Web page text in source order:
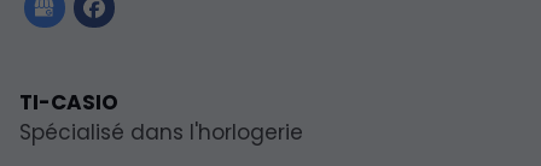
TI-CASIO
Spécialisé dans l'horlogerie